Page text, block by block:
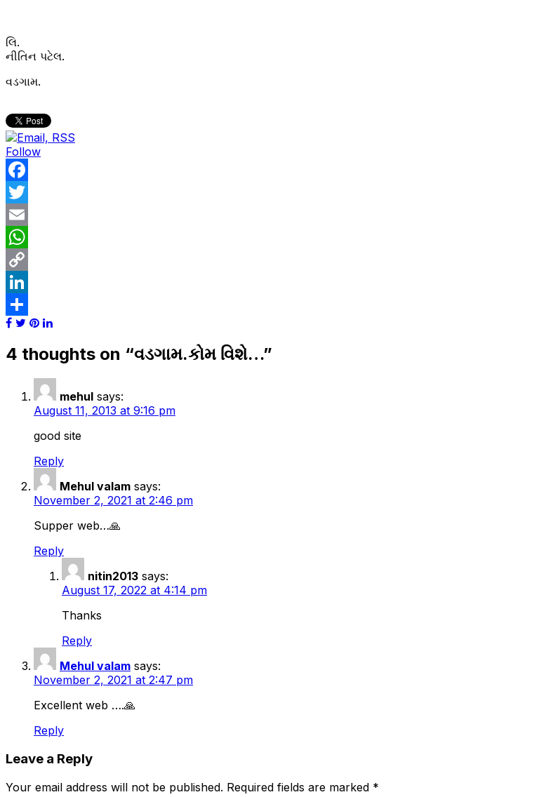
લિ.
નીતિન પટેલ.
વડગામ.
Follow
Facebook
Twitter
Email
WhatsApp
Copy
Link
LinkedIn
Share
4 thoughts on “વડગામ.કોમ વિશે…”
mehul says:
August 11, 2013 at 9:16 pm
good site
Reply
Mehul valam says:
November 2, 2021 at 2:46 pm
Supper web…🙏
Reply
nitin2013 says:
August 17, 2022 at 4:14 pm
Thanks
Reply
Mehul valam says:
November 2, 2021 at 2:47 pm
Excellent web ….🙏
Reply
Leave a Reply
Your email address will not be published. Required fields are marked *